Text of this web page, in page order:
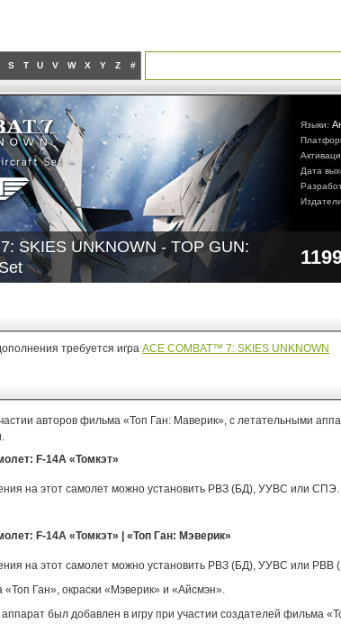
S T U V W X Y Z #
Языки:
Дата
SKIES UNKNOWN - TOP GUN:
требуется игра ACE COMBAT™ 7: SKIES UNKNOWN
авторов фильма «Топ Ган: Маверик», с летательными
F-14A «Томкэт»
на этот самолет можно установить РВЗ (БД), УУВС или СПЭ.
F-14A «Томкэт» | «Топ Ган: Мэверик»
на этот самолет можно установить РВЗ (БД), УУВС или РВВ
«Топ Ган», окраски «Мэверик» и «Айсмэн».
был добавлен в игру при участии создателей фильма